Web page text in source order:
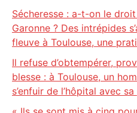
Sécheresse : a-t-on le
Garonne ? Des intrépides
fleuve à Toulouse, une
Il refuse d’obtempérer,
blesse : à Toulouse, un
s’enfuir de l’hôpital avec